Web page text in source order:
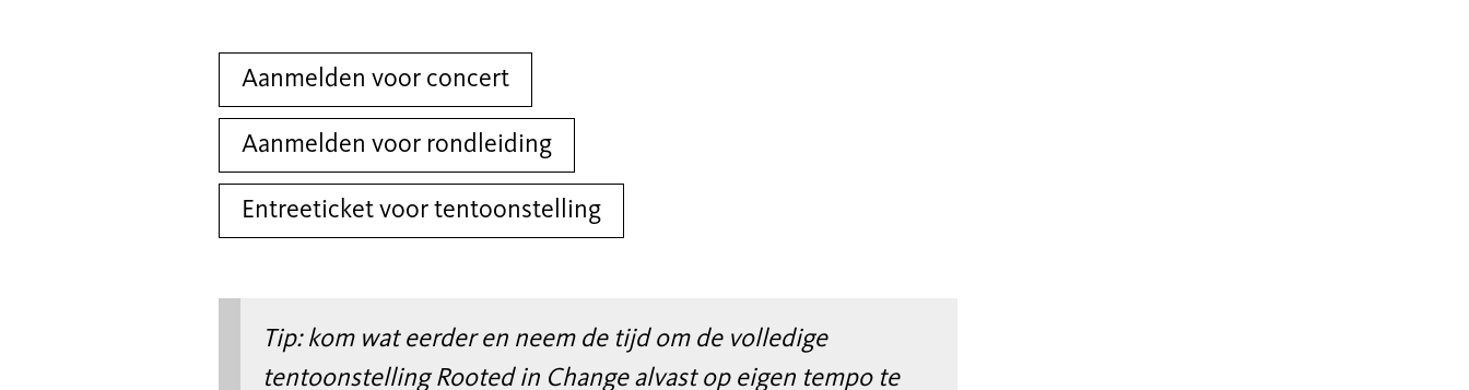
Aanmelden voor concert
Aanmelden voor rondleiding
Entreeticket voor tentoonstelling
Tip:kom wat eerder en neem de tijd om de volledige
tentoonstelling Rootedin Change alvast op eigen tempo te